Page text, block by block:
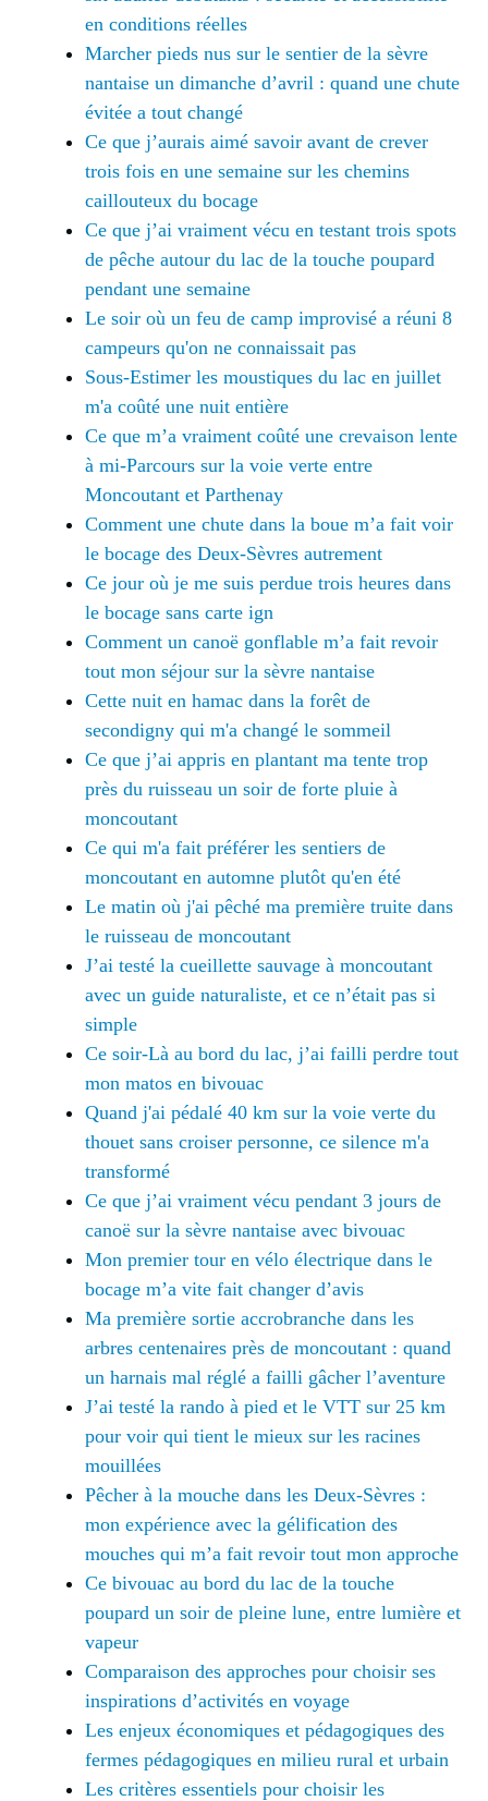
en conditions réelles
Marcher pieds nus sur le sentier de la sèvre
nantaise un dimanche d’avril : quand une chute
évitée a tout changé
Ce que j’aurais aimé savoir avant de crever
trois fois en une semaine sur les chemins
caillouteux du bocage
Ce que j’ai vraiment vécu en testant trois spots
de pêche autour du lac de la touche poupard
pendant une semaine
Le soir où un feu de camp improvisé a réuni 8
campeurs qu'on ne connaissait pas
Sous-Estimer les moustiques du lac en juillet
m'a coûté une nuit entière
Ce que m’a vraiment coûté une crevaison lente
à mi-Parcours sur la voie verte entre
Moncoutant et Parthenay
Comment une chute dans la boue m’a fait voir
le bocage des Deux-Sèvres autrement
Ce jour où je me suis perdue trois heures dans
le bocage sans carte ign
Comment un canoë gonflable m’a fait revoir
tout mon séjour sur la sèvre nantaise
Cette nuit en hamac dans la forêt de
secondigny qui m'a changé le sommeil
Ce que j’ai appris en plantant ma tente trop
près du ruisseau un soir de forte pluie à
moncoutant
Ce qui m'a fait préférer les sentiers de
moncoutant en automne plutôt qu'en été
Le matin où j'ai pêché ma première truite dans
le ruisseau de moncoutant
J’ai testé la cueillette sauvage à moncoutant
avec un guide naturaliste, et ce n’était pas si
simple
Ce soir-Là au bord du lac, j’ai failli perdre tout
mon matos en bivouac
Quand j'ai pédalé 40 km sur la voie verte du
thouet sans croiser personne, ce silence m'a
transformé
Ce que j’ai vraiment vécu pendant 3 jours de
canoë sur la sèvre nantaise avec bivouac
Mon premier tour en vélo électrique dans le
bocage m’a vite fait changer d’avis
Ma première sortie accrobranche dans les
arbres centenaires près de moncoutant : quand
un harnais mal réglé a failli gâcher l’aventure
J’ai testé la rando à pied et le VTT sur 25 km
pour voir qui tient le mieux sur les racines
mouillées
Pêcher à la mouche dans les Deux-Sèvres :
mon expérience avec la gélification des
mouches qui m’a fait revoir tout mon approche
Ce bivouac au bord du lac de la touche
poupard un soir de pleine lune, entre lumière et
vapeur
Comparaison des approches pour choisir ses
inspirations d’activités en voyage
Les enjeux économiques et pédagogiques des
fermes pédagogiques en milieu rural et urbain
Les critères essentiels pour choisir les